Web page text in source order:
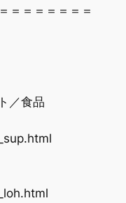
＝＝＝＝＝＝＝
／食品